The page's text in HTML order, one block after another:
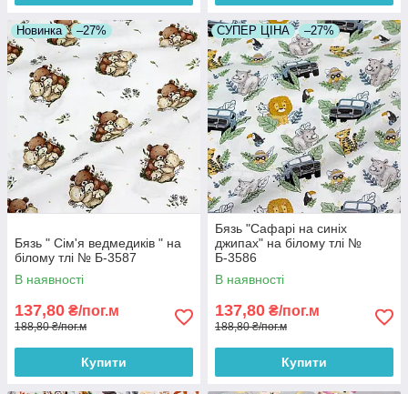
Новинка –27%
Бязь " Сім'я ведмедиків " на
білому тлі № Б-3587
В наявності
137,80 ₴/пог.м
188,80 ₴/пог.м
Купити
СУПЕР ЦІНА –27%
Бязь "Сафарі на синіх
джипах" на білому тлі №
Б-3586
В наявності
137,80 ₴/пог.м
188,80 ₴/пог.м
Купити